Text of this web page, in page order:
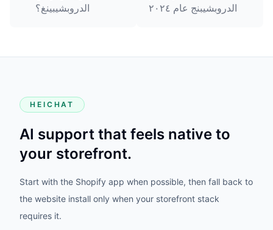
الدروبشيبينغ؟
الدروبشيبنج عام ٢٠٢٤
HEICHAT
AI support that feels native to
your storefront.
Start with the Shopify app when possible, then fall back to
the website install only when your storefront stack
requires it.